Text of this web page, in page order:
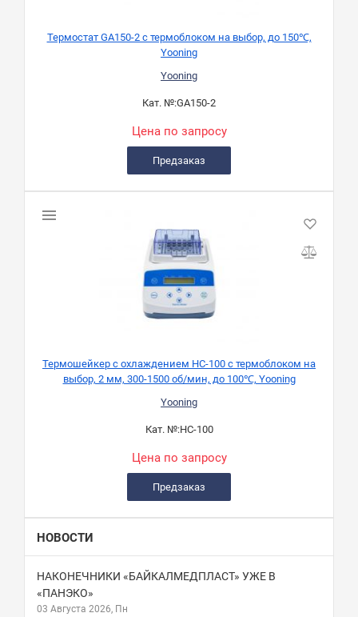
Термостат GA150-2 с термоблоком на выбор, до 150℃,
Yooning
Yooning
Кат. №:GA150-2
Цена по запросу
Предзаказ
Термошейкер с охлаждением HC-100 с термоблоком на
выбор, 2 мм, 300-1500 об/мин, до 100℃, Yooning
Yooning
Кат. №:HC-100
Цена по запросу
Предзаказ
НОВОСТИ
НАКОНЕЧНИКИ «БАЙКАЛМЕДПЛАСТ» УЖЕ В
«ПАНЭКО»
03 Августа 2026, Пн